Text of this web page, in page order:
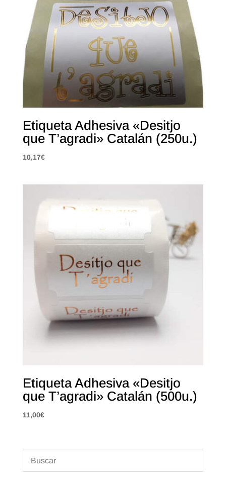
Etiqueta Adhesiva «Desitjo
que T’agradi» Catalán (250u.)
10,17€
Etiqueta Adhesiva «Desitjo
que T’agradi» Catalán (500u.)
11,00€